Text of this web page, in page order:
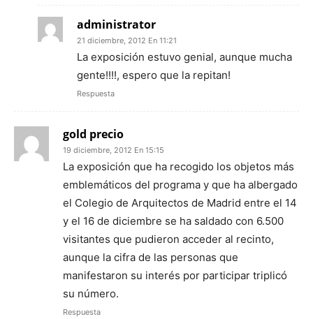
administrator
21 diciembre, 2012 En 11:21
La exposición estuvo genial, aunque mucha
gente!!!!, espero que la repitan!
Respuesta
gold precio
19 diciembre, 2012 En 15:15
La exposición que ha recogido los objetos más
emblemáticos del programa y que ha albergado
el Colegio de Arquitectos de Madrid entre el 14
y el 16 de diciembre se ha saldado con 6.500
visitantes que pudieron acceder al recinto,
aunque la cifra de las personas que
manifestaron su interés por participar triplicó
su número.
Respuesta